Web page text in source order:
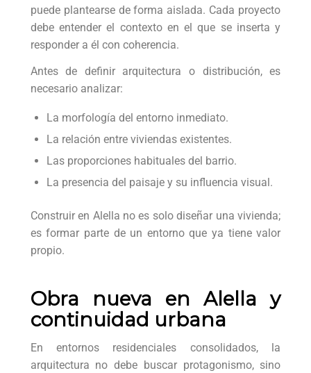
puede plantearse de forma aislada. Cada proyecto
debe entender el contexto en el que se inserta y
responder a él con coherencia.
Antes de definir arquitectura o distribución, es
necesario analizar:
La morfología del entorno inmediato.
La relación entre viviendas existentes.
Las proporciones habituales del barrio.
La presencia del paisaje y su influencia visual.
Construir en Alella no es solo diseñar una vivienda;
es formar parte de un entorno que ya tiene valor
propio.
Obra nueva en Alella y
continuidad urbana
En entornos residenciales consolidados, la
arquitectura no debe buscar protagonismo, sino